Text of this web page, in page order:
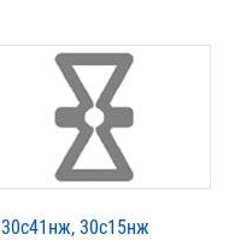
30с41нж, 30с15нж